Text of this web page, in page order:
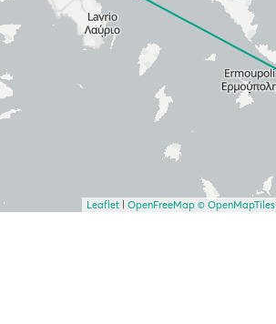
Leaflet OpenFreeMap © OpenMapTiles